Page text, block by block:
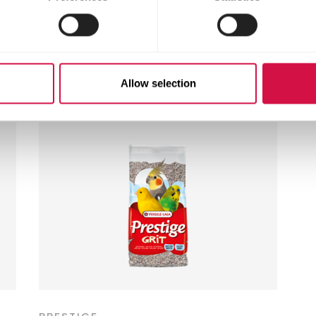
Allow selection
bezoekers